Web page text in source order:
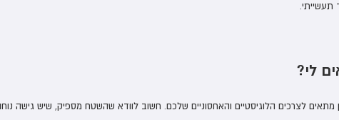
תעשייתי.
לי?
לצרכים הלוגיסטיים והאחסוניים שלכם. חשוב לוודא שהשטח מספיק, שיש גישה